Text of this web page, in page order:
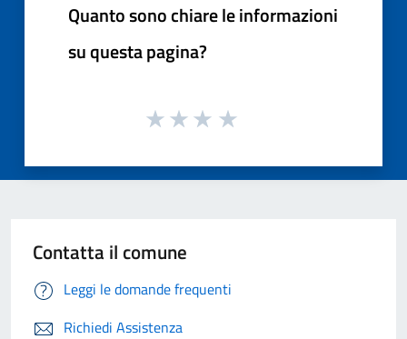
Quanto sono chiare le informazioni
su questa pagina?
Contatta il comune
Leggi le domande frequenti
Richiedi Assistenza